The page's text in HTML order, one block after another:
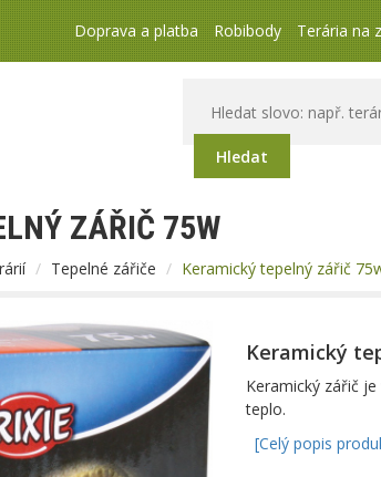
Doprava a platba Robibody Terária na
Hledat
ZÁŘIČ 75W
Tepelné zářiče Keramický tepelný zářič
Keramický
Keramický zářič
teplo.
[Celý popis